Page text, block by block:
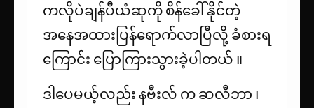
ကလိုပဲချန်ပီယံဆုကို စိန်ခေါ် နိုင်တဲ့
အနေအထားပြန်ရောက်လာပြီလို့ ခံစားရ
ကြောင်း ပြောကြားသွားခဲ့ပါတယ် ။
ဒါပေမယ့်လည်း နဗီးလ် က ဆလီဘာ ၊